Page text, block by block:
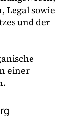
Legal sowie
und der
einer